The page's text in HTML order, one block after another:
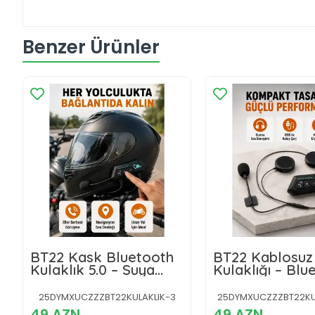
Benzer Ürünler
BT22 Kask Bluetooth
Kulaklık 5.0 – Suya
Dayanıklı, Gürültü
Önleyici, Uzun Pil
Ömürlü Yeni Nesil
25DYMXUCZZZBT22KULAKLIK-3
BT22
Kulaklığı –
5.0, Intercom, Su
Geçirmez ve
Ömürlü Batarya